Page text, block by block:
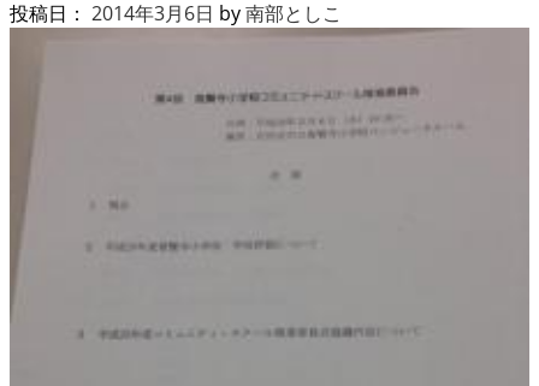
投稿日： 2014年3月6日 by南部としこ